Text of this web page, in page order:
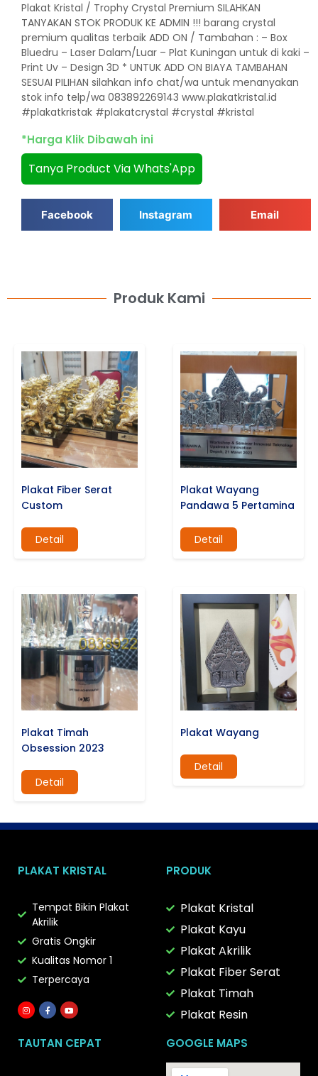
Plakat Kristal / Trophy Crystal Premium SILAHKAN
TANYAKAN STOK PRODUK KE ADMIN !!! barang crystal
premium qualitas terbaik ADD ON / Tambahan : – Box
Bluedru – Laser Dalam/Luar – Plat Kuningan untuk di kaki –
Print Uv – Design 3D * UNTUK ADD ON BIAYA TAMBAHAN
SESUAI PILIHAN silahkan info chat/wa untuk menanyakan
stok info telp/wa 083892269143 www.plakatkristal.id
#plakatkristak #plakatcrystal #crystal #kristal
*Harga Klik Dibawah ini
Tanya Product Via Whats'App
Facebook Instagram Email
Produk Kami
Plakat Fiber Serat
Custom
Detail
Plakat Wayang
Pandawa 5 Pertamina
Detail
Plakat Timah
Obsession 2023
Detail
Plakat Wayang
Detail
PLAKAT KRISTAL
Tempat Bikin Plakat
Akrilik
Gratis Ongkir
Kualitas Nomor 1
Terpercaya
PRODUK
Plakat Kristal
Plakat Kayu
Plakat Akrilik
Plakat Fiber Serat
Plakat Timah
Plakat Resin
TAUTAN CEPAT GOOGLE MAPS